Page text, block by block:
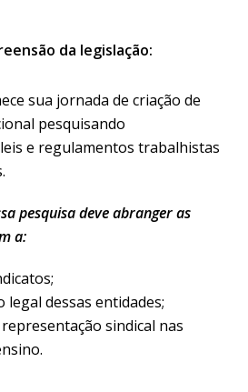
da legislação:
sua jornada de criação de
pesquisando
e regulamentos trabalhistas
pesquisa deve abranger as
a:
legal dessas entidades;
sindical nas